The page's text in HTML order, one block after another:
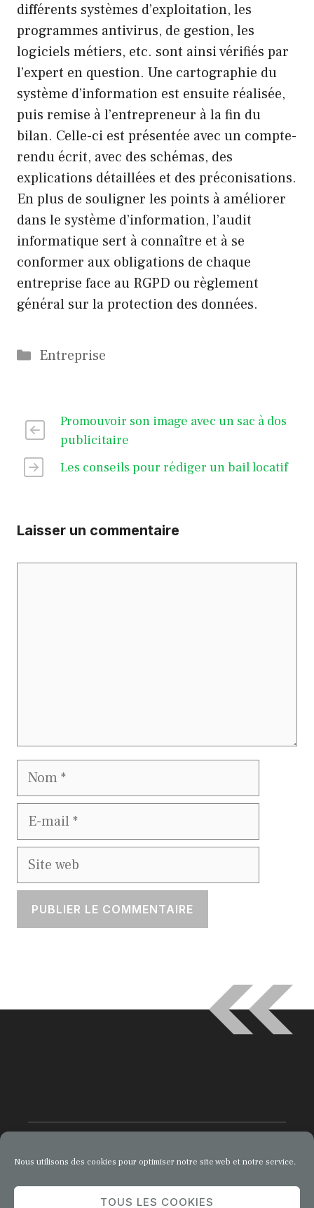
Nous utilisons des cookies pour optimiser notre site web et notre service.
TOUS LES COOKIES
différents systèmes d’exploitation, les
programmes antivirus, de gestion, les
logiciels métiers, etc. sont ainsi vérifiés par
l’expert en question. Une cartographie du
système d’information est ensuite réalisée,
puis remise à l’entrepreneur à la fin du
bilan. Celle-ci est présentée avec un compte-
rendu écrit, avec des schémas, des
explications détaillées et des préconisations.
En plus de souligner les points à améliorer
dans le système d’information, l’audit
informatique sert à connaître et à se
conformer aux obligations de chaque
entreprise face au RGPD ou règlement
général sur la protection des données.
Catégories
Entreprise
Promouvoir son image avec un sac à dos
publicitaire
Les conseils pour rédiger un bail locatif
Laisser un commentaire
Nom
E-
mail
Site
web